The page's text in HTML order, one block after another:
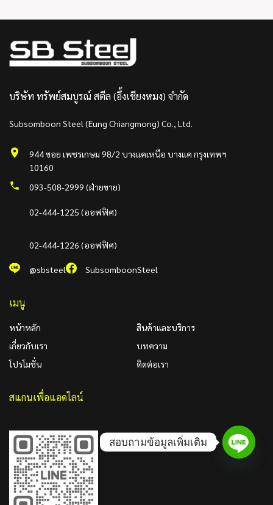
บริษัท ทรัพย์สมบูรณ์ สตีล (อึ้งเชียงหมง) จำกัด
Subsomboon Steel (Eung Chiangmong) Co., Ltd.
944 ซอย เพชรเกษม 98/2 บางแคเหนือ บางแค กรุงเทพฯ
10160
093-508-2999 (ฝ่ายขาย)
02-444-1225 (ออฟฟิศ)
02-444-1226 (ออฟฟิศ)
@sbsteel SubsomboonSteel
เมนู
หน้าหลัก
เกี่ยวกับเรา
โปรโมชั่น
สินค้าและบริการ
บทความ
ติดต่อเรา
สแกนเพื่อแอดไลน์
สอบถามข้อมูลเพิ่มเติม